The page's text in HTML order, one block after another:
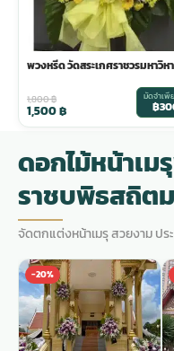
พวงหรีด วัดสระเกศราชวรมหาวิห
1,800฿
1,500฿
มัดจำเพี
฿
ดอกไม้หน้าเ
ราชบพิธสถิต
จัดตกแต่งหน้าเมรุ สวยงาม ป
-20%